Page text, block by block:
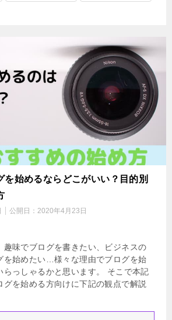
を始めるならどこがいい？目的別
公開日： 2020年4月23日
趣味でブログを書きたい、ビジネスの
を始めたい…様々な理由でブログを始
らっしゃるかと思います。 そこで本記
グを始める方向けに下記の観点で解説